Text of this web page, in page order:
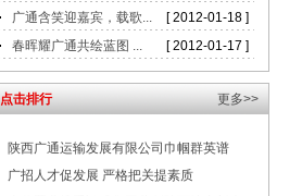
广通含笑迎嘉宾，载歌...
[ 2012-01-18 ]
春晖耀广通共绘蓝图 ...
[ 2012-01-17 ]
点击排行 更多>>
陕西广通运输发展有限公司巾帼群英谱
广招人才促发展 严格把关提素质